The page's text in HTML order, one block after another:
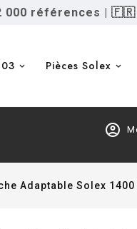
000 références | 🇫🇷
Pièces Solex
account_circle
Adaptable Solex